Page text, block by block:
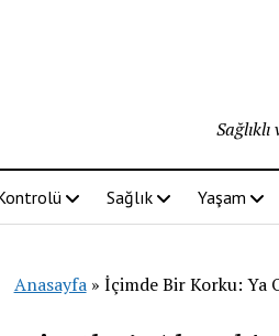
Sağlık Yaşam
Anasayfa» İçimde Bir Korku: Ya